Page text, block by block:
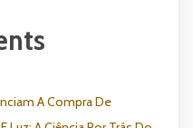
A Compra De